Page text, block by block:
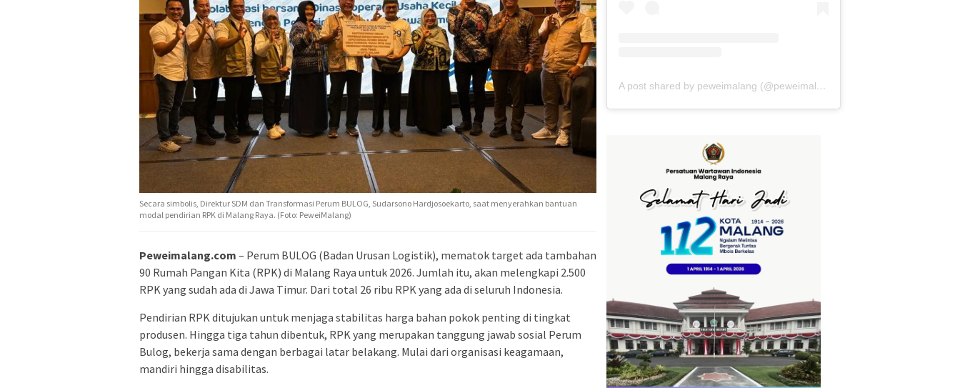
Secara simbolis, Direktur SDM dan Transformasi Perum BULOG, Sudarsono Hardjosoekarto, saat menyerahkan bantuan
modal pendirian RPK di Malang Raya. (Foto: PeweiMalang)
Peweimalang.com – Perum BULOG (Badan Urusan Logistik), mematok target ada tambahan
90 Rumah Pangan Kita (RPK) di Malang Raya untuk 2026. Jumlah itu, akan melengkapi 2.500
RPK yang sudah ada di Jawa Timur. Dari total 26 ribu RPK yang ada di seluruh Indonesia.
Pendirian RPK ditujukan untuk menjaga stabilitas harga bahan pokok penting di tingkat
produsen. Hingga tiga tahun dibentuk, RPK yang merupakan tanggung jawab sosial Perum
Bulog, bekerja sama dengan berbagai latar belakang. Mulai dari organisasi keagamaan,
mandiri hingga disabilitas.
A post shared by peweimalang (@peweimalang)